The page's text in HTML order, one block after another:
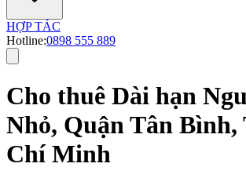
HỢP TÁC
Hotline:0898 555 889
Cho thuê Dài hạn
Nhỏ, Quận Tân Bình,
Chí Minh